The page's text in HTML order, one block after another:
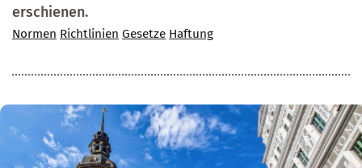
erschienen.
Normen Richtlinien Gesetze Haftung